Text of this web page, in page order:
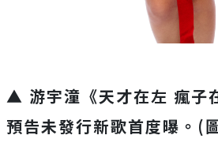
▲ 游宇潼《天才在左 瘋子
預告未發行新歌首度曝。(